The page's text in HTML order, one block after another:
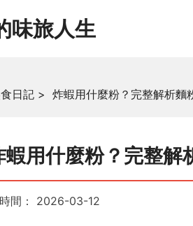
味旅人生
日記 > 炸蝦用什麼粉？完整解析麵
蝦用什麼粉？完整解
間： 2026-03-12